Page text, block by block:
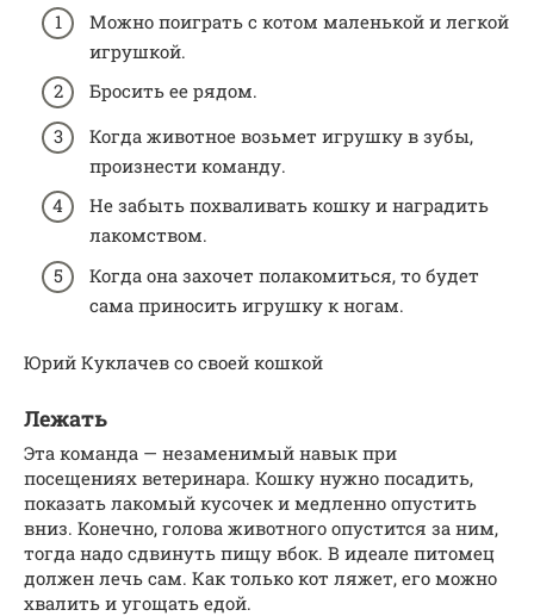
Можно поиграть с котом маленькой и легкой
игрушкой.
Бросить ее рядом.
Когда животное возьмет игрушку в зубы,
произнести команду.
Не забыть похваливать кошку и наградить
лакомством.
Когда она захочет полакомиться, то будет
сама приносить игрушку к ногам.
Юрий Куклачев со своей кошкой
Лежать
Эта команда — незаменимый навык при
посещениях ветеринара. Кошку нужно посадить,
показать лакомый кусочек и медленно опустить
вниз. Конечно, голова животного опустится за ним,
тогда надо сдвинуть пищу вбок. В идеале питомец
должен лечь сам. Как только кот ляжет, его можно
хвалить и угощать едой.